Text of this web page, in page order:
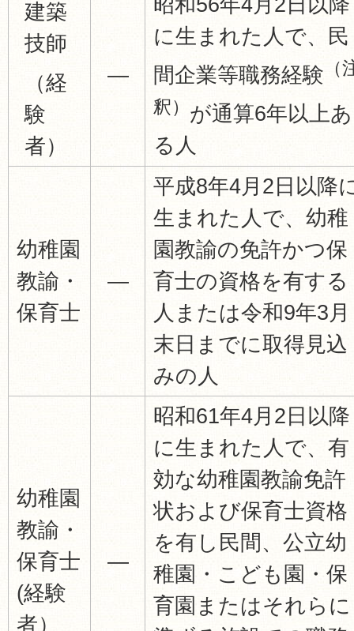
建築
技師
（経
験
者）
―
に生まれた人で、民
間企業等職務経験 （
釈） が通算6年以上あ
る人
幼稚園
教諭・
保育士
―
平成8年4月2日以降
生まれた人で、幼稚
園教諭の免許かつ保
育士の資格を有する
人または令和9年3月
末日までに取得見込
みの人
幼稚園
教諭・
保育士
(経験
者）
―
昭和61年4月2日以降
に生まれた人で、有
効な幼稚園教諭免許
状および保育士資格
を有し民間、公立幼
稚園・こども園・保
育園またはそれらに